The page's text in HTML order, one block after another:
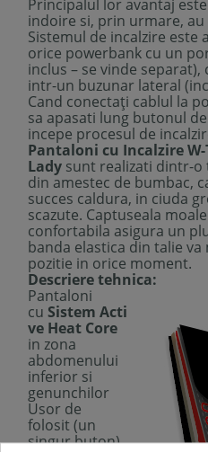
Principalul lor avantaj
indoire si, prin urmare,
Sistemul de incalzire este
orice powerbank cu un
inclus – se vinde
intr-un buzunar lateral
Cand conectați cablul la
sa apasati lung butonul
incepe procesul de
Pantaloni cu Incalzire
Lady sunt realizati dintr-
din amestec de bumbac,
succes caldura, in ciuda
scazute. Captuseala
confortabila asigura un
banda elastica din talie
pozitie in orice moment.
Descriere tehnica:
Pantaloni
cu Sistem Acti
ve Heat Core
in zona
abdomenului
inferior si
genunchilor
Usor de
folosit (un
singur buton)